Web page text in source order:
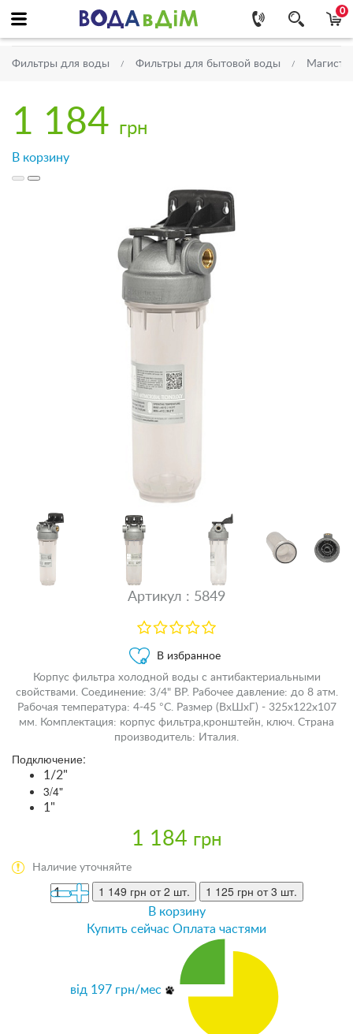
0
Фильтры для воды Фильтры для бытовой воды
1 184 грн
В корзину
Артикул : 5849
В избранное
Корпус фильтра холодной воды c антибактериальными
свойствами. Соединение: 3/4" ВР. Рабочее давление: до 8 атм.
Рабочая температура: 4-45 °С. Размер (ВхШхГ) - 325х122х107
мм. Комплектация: корпус фильтра,кронштейн, ключ. Страна
производитель: Италия.
Подключение:
1/2"
3/4"
1"
1 184 грн
Наличие уточняйте
1 149 грн от 2 шт. 1 125 грн от 3 шт.
В корзину
Купить сейчас Оплата частями
від 197 грн/мес